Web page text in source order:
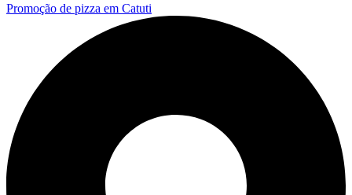
Promoção de pizza em Catuti